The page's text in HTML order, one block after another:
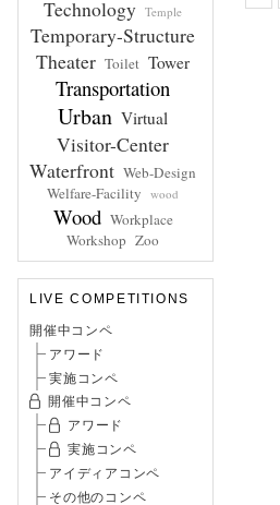
Technology Temple
Temporary-Structure
Theater Toilet Tower
Transportation
Urban Virtual
Visitor-Center
Waterfront Web-Design
Welfare-Facility wood
Wood Workplace
Workshop Zoo
LIVE COMPETITIONS
開催中コンペ
アワード
実施コンペ
開催中コンペ
アワード
実施コンペ
アイディアコンペ
その他のコンペ